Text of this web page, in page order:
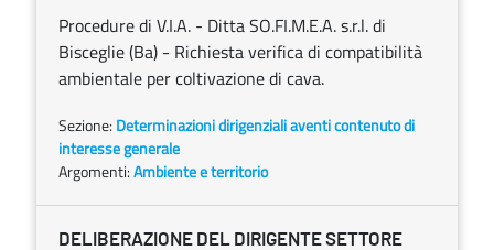
Procedure di V.I.A. - Ditta SO.FI.M.E.A. s.r.l. di
Bisceglie (Ba) - Richiesta verifica di compatibilità
ambientale per coltivazione di cava.
Sezione: Determinazioni dirigenziali aventi contenuto di
interesse generale
Argomenti:Ambiente e territorio
DELIBERAZIONE DEL DIRIGENTE SETTORE